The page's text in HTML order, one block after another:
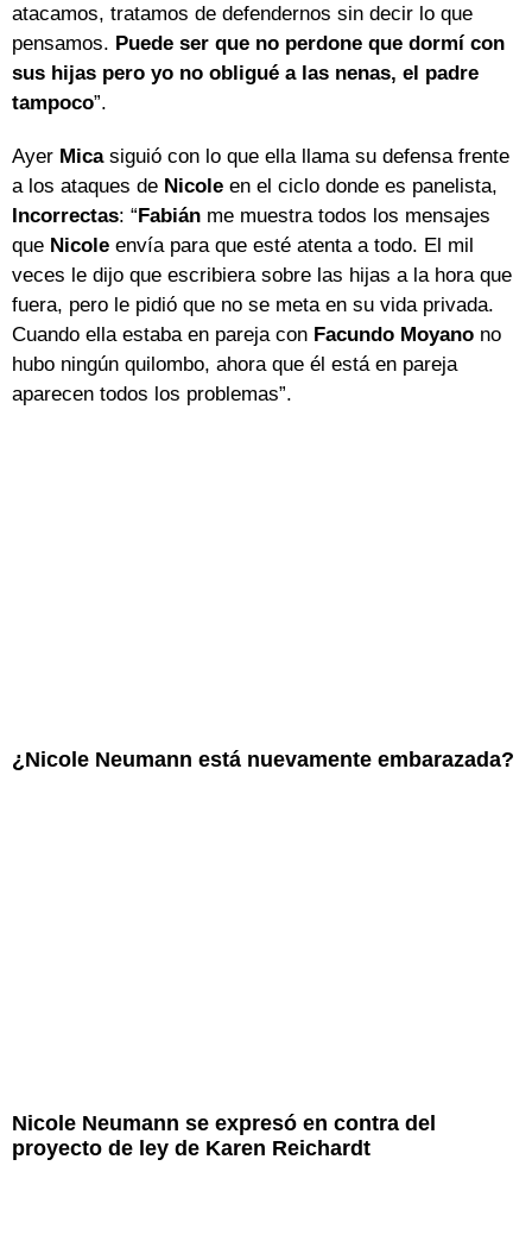
atacamos, tratamos de defendernos sin decir lo que
pensamos. Puede ser que no perdone que dormí con
sus hijas pero yo no obligué a las nenas, el padre
tampoco”.
Ayer Micasiguió con lo que ella llama su defensa frente
a los ataques de Nicole en el ciclo donde es panelista,
Incorrectas: “Fabián me muestra todos los mensajes
que Nicole envía para que esté atenta a todo. El mil
veces le dijo que escribiera sobre las hijas a la hora que
fuera, pero le pidió que no se meta en su vida privada.
Cuando ella estaba en pareja con Facundo Moyano no
hubo ningún quilombo, ahora que él está en pareja
aparecen todos los problemas”.
¿Nicole Neumann está nuevamente embarazada?
Nicole Neumann se expresó en contra del
proyecto de ley de Karen Reichardt